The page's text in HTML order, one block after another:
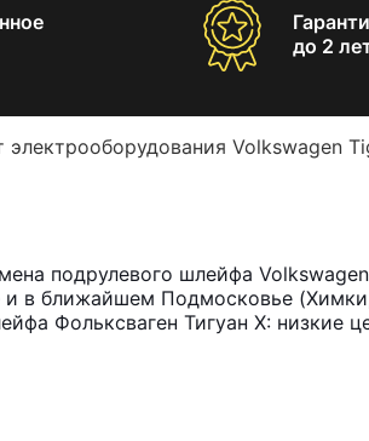
до 2
электрооборудования Volkswagen
подрулевого шлейфа
в ближайшем Подмосковье
Фольксваген Тигуан X: низкие